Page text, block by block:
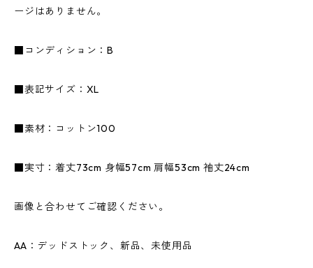
ージはありません。
■コンディション：B
■表記サイズ：XL
■素材：コットン100
■実寸：着丈73cm 身幅57cm 肩幅53cm 袖丈24cm
画像と合わせてご確認ください。
AA：デッドストック、新品、未使用品